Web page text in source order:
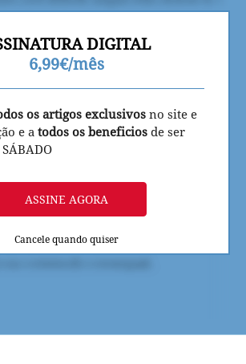
DIGITAL
6,99€/mês
os artigos exclusivos no site e
e atodos os beneficios de ser
ASSINE AGORA
Cancele quando quiser